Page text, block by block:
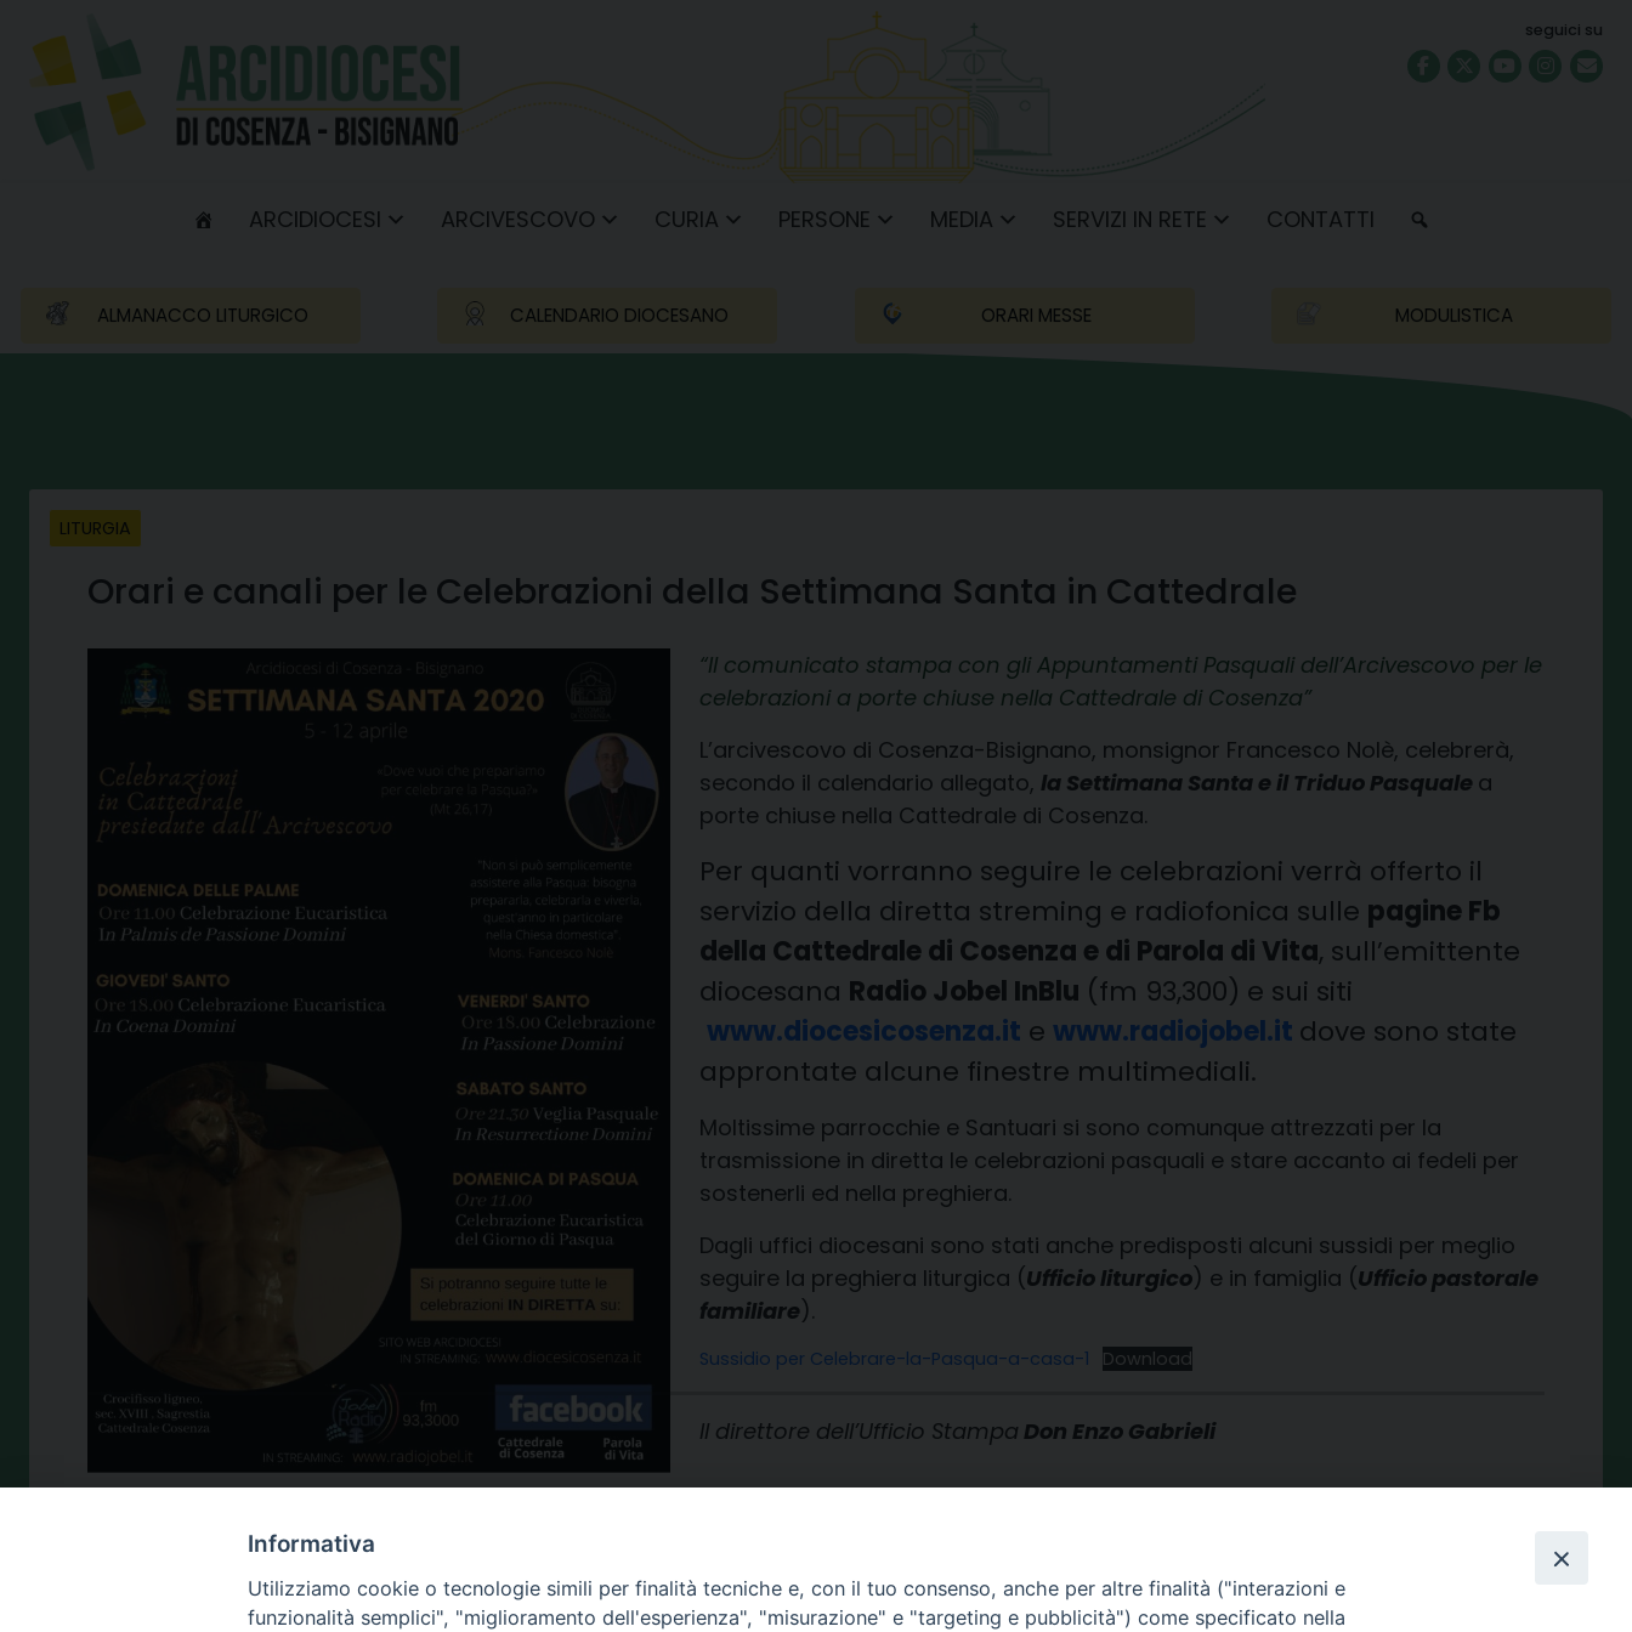
content
seguici su
ARCIDIOCESI ARCIVESCOVO CURIA PERSONE MEDIA SERVIZI IN RETE CONTATTI
ALMANACCO LITURGICO CALENDARIO DIOCESANO ORARI MESSE MODULISTICA
LITURGIA
Orari e canali per le Celebrazioni della Settimana Santa in Cattedrale
Il comunicato stampa con gli Appuntamenti Pasquali dell’Arcivescovo per le
celebrazioni a porte chiuse nella Cattedrale di Cosenza
L’arcivescovo di Cosenza-Bisignano, monsignor Francesco Nolè, celebrerà,
secondo il calendario allegato, la Settimana Santa e il Triduo Pasquale a
porte chiuse nella Cattedrale di Cosenza.
Per quanti vorranno seguire le celebrazioni verrà offerto il
servizio della diretta streming e radiofonica sulle pagine Fb
della Cattedrale di Cosenza e di Parola di Vita, sull’emittente
diocesana Radio Jobel InBlu (fm 93,300) e sui siti
www.diocesicosenza.it e www.radiojobel.it dove sono state
approntate alcune finestre multimediali.
Moltissime parrocchie e Santuari si sono comunque attrezzati per la
trasmissione in diretta le celebrazioni pasquali e stare accanto ai fedeli per
sostenerli ed nella preghiera.
Dagli uffici diocesani sono stati anche predisposti alcuni sussidi per meglio
seguire la preghiera liturgica (Ufficio liturgico) e in famiglia (Ufficio pastorale
familiare).
Sussidio per Celebrare-la-Pasqua-a-casa-1 Download
Il direttore dell’Ufficio Stampa Don Enzo Gabrieli
Share
Informativa
Utilizziamo cookie o tecnologie simili per finalità tecniche e, con il tuo consenso, anche per altre finalità ("interazioni e
funzionalità semplici", "miglioramento dell'esperienza", "misurazione" e "targeting e pubblicità") come specificato nella